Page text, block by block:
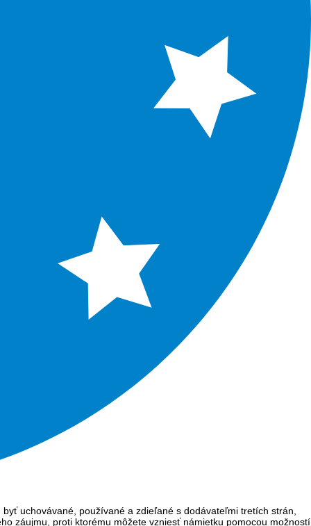
uchovávané, používané a zdieľané s dodávateľmi tretích strán,
záujmu, proti ktorému môžete vzniesť námietku pomocou možností